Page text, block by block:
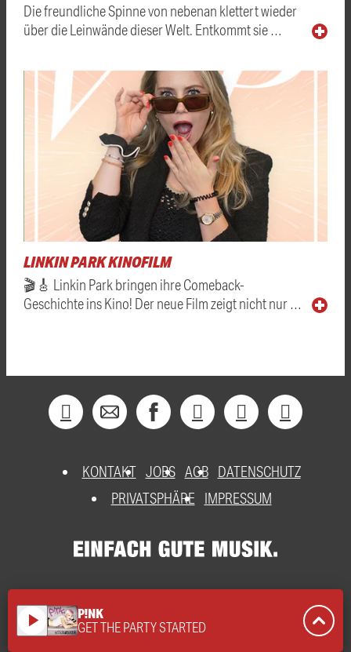
Die freundliche Spinne von nebenan klettert wieder
über die Leinwände dieser Welt. Entkommt sie …
LINKIN PARK KINOFILM
🎬🎸 Linkin Park bringen ihre Comeback-
Geschichte ins Kino! Der neue Film zeigt nicht nur …
KONTAKT JOBS AGB DATENSCHUTZ
PRIVATSPHÄRE
IMPRESSUM
play_arrow P!NK
GET THE PARTY STARTED